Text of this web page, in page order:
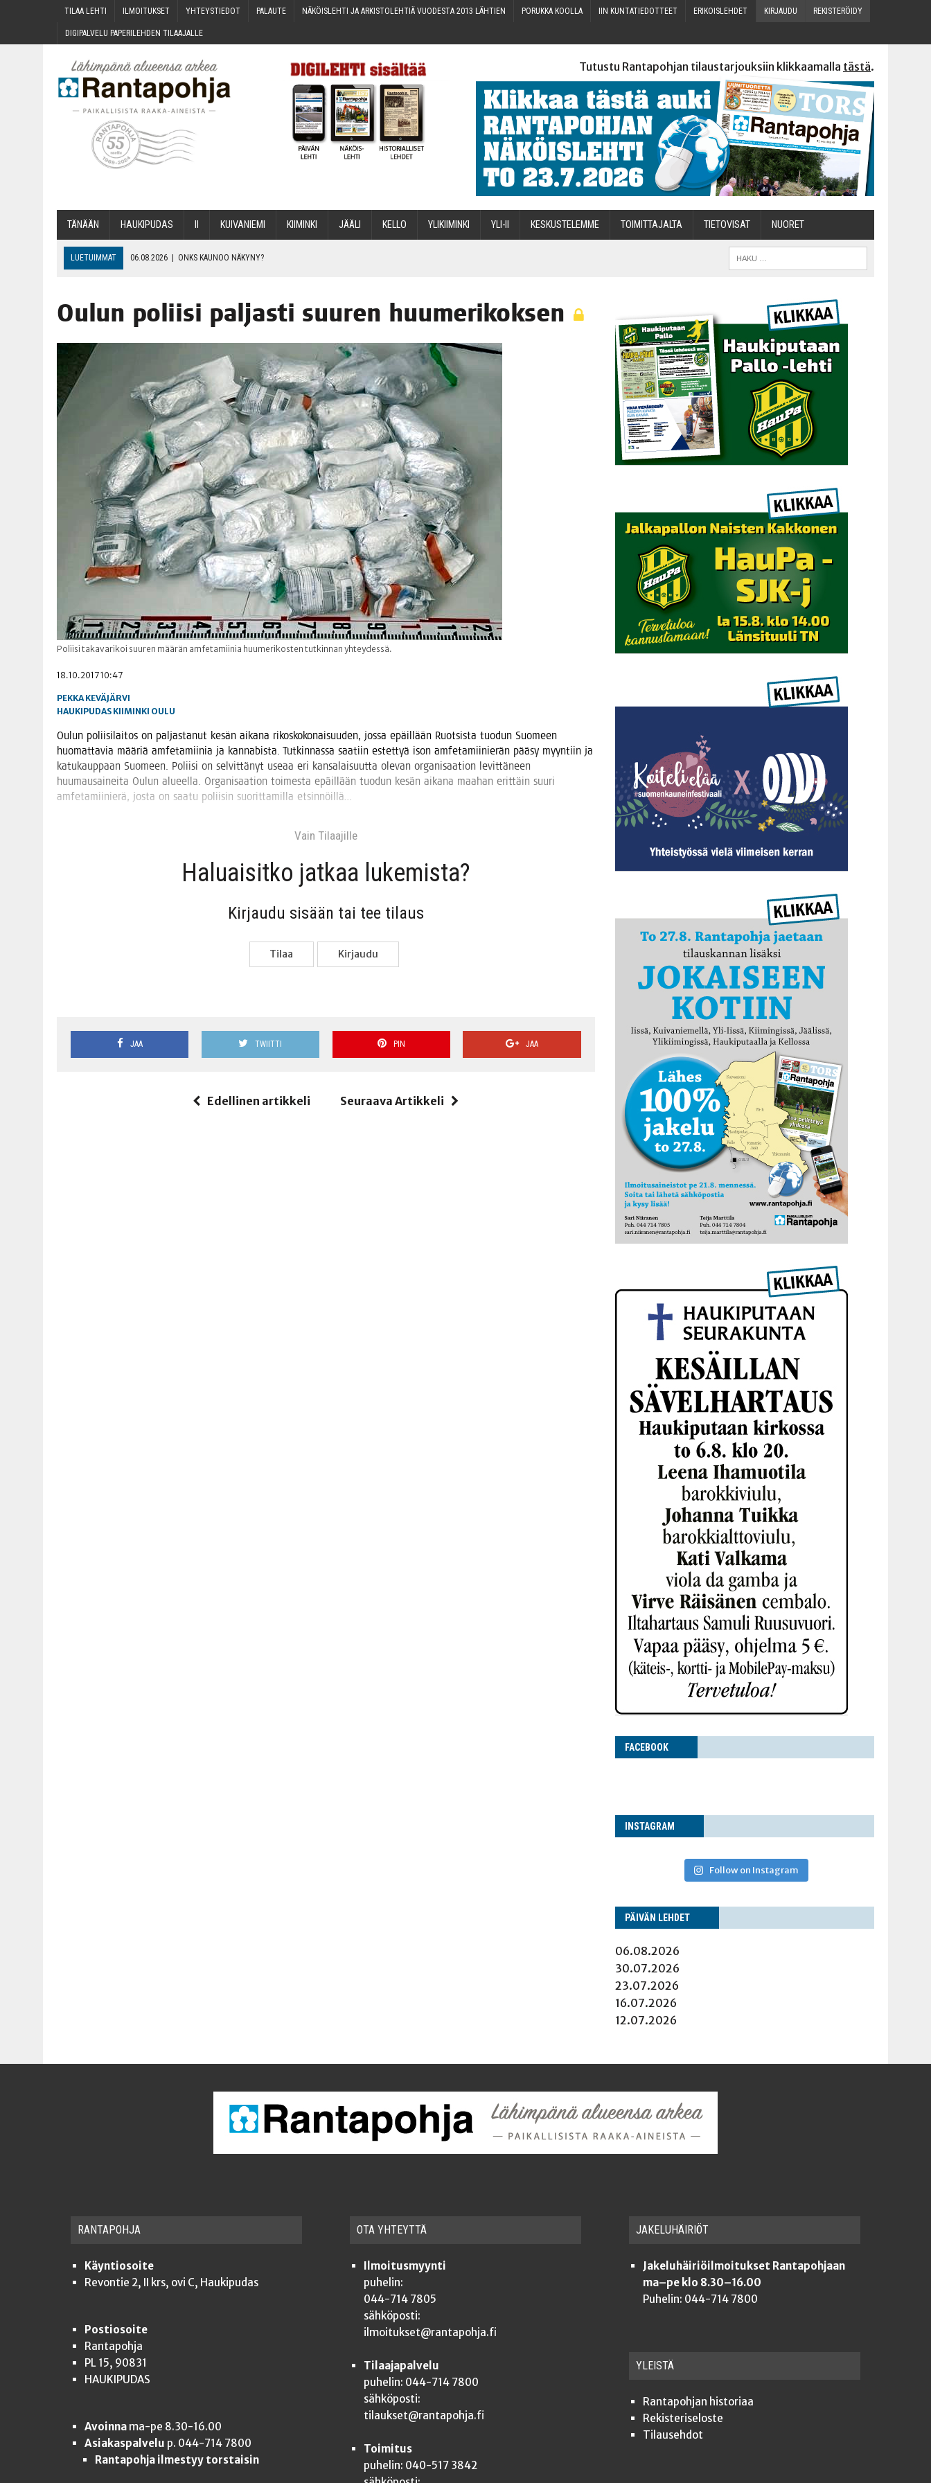
TILAA LEH­TI ILMOI­TUK­SET YHTEYS­TIE­DOT PALAU­TE NÄKÖIS­LEH­TI JA ARKIS­TO­LEH­TIÄ VUO­DES­TA 2013 LÄHTIEN PORUK­KA KOOLLA IIN KUN­TA­TIE­DOT­TEET ERI­KOIS­LEH­DET KIR­JAU­DU REKIS­TE­RÖI­DY
DIGI­PAL­VE­LU PAPE­RI­LEH­DEN TILAAJALLE
Tutustu Rantapohjan tilaustarjouksiin klikkaamalla tästä.
TÄNÄÄN HAU­KI­PU­DAS KUI­VA­NIE­MI KII­MIN­KI JÄÄ­LI KEL­LO YLI­KII­MIN­KI YLI-II KES­KUS­TE­LEM­ME TOI­MIT­TA­JAL­TA TIETOVISAT NUO­RET
LUETUIMMAT 06.08.2026 | ONKS KAU­NOO NÄKYNY?
06.08.2026 OPIN­TOI­HIN KAN­SA­LAIS­OPIS­TOS­SA VOI SAA­DA AVUSTUSTA
TOI­VEI­DEN KOTI IISTÄ!
06.08.2026
Oulun polii­si pal­jas­ti suu­ren huumerikoksen
Poliisi takavarikoi suuren määrän amfetamiinia huumerikosten tutkinnan yhteydessä.
18.10.2017 10:47
PEKKA KEVÄJÄRVI
HAUKIPUDAS KIIMINKI OULU
Oulun polii­si­lai­tos on pal­jas­ta­nut kesän aika­na rikos­ko­ko­nai­suu­den, jos­sa epäil­lään Ruot­sis­ta tuo­dun Suo­meen
huo­mat­ta­via mää­riä amfe­ta­mii­nia ja kan­na­bis­ta. Tut­kin­nas­sa saa­tiin estet­tyä ison amfe­ta­mii­nie­rän pää­sy myyn­tiin ja
katu­kaup­paan Suo­meen. Polii­si on sel­vit­tä­nyt use­aa eri kan­sa­lai­suut­ta ole­van orga­ni­saa­tion levit­tä­neen
huu­mausai­nei­ta Oulun alu­eel­la. Orga­ni­saa­tion toi­mes­ta epäil­lään tuo­dun kesän aika­na maa­han erit­täin suu­ri
amfe­ta­mii­nie­rä, jos­ta on saa­tu polii­sin suo­rit­ta­mil­la etsinnöillä…
Vain Tilaa­jil­le
Haluai­sit­ko jat­kaa lukemista?
Kir­jau­du sisään tai tee tilaus
Tilaa Kir­jau­du
JAA TWIITTI PIN JAA
Edellinen artikkeli Seuraava Artikkeli
FACE­BOOK
INS­TA­GRAM
Follow on Instagram
PÄI­VÄN LEHDET
06.08.2026
30.07.2026
23.07.2026
16.07.2026
12.07.2026
RAN­TA­POH­JA
Käyntiosoite
Revontie 2, II krs, ovi C, Haukipudas
Postiosoite
Rantapohja
PL 15, 90831
HAUKIPUDAS
Avoinna ma-pe 8.30-16.00
Asiakaspalvelu p. 044-714 7800
Rantapohja ilmestyy torstaisin
OTA YHTEYT­TÄ
Ilmoitusmyynti
puhelin:
044-714 7805
sähköposti:
ilmoitukset@rantapohja.fi
Tilaajapalvelu
puhelin: 044-714 7800
sähköposti:
tilaukset@rantapohja.fi
Toimitus
puhelin: 040-517 3842
JAKE­LU­HÄI­RIÖT
Jakeluhäiriöilmoitukset Rantapohjaan
ma–pe klo 8.30–16.00
Puhelin: 044-714 7800
YLEISTÄ
Ran­ta­poh­jan historiaa
Rekis­te­ri­se­los­te
Tilauseh­dot